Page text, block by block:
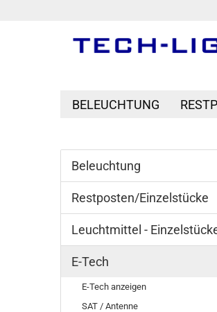
BELEUCHTUNG
Beleuchtung
Restposten/Einzelstücke
Leuchtmittel -
E-Tech
E-Tech anzeigen
SAT / Antenne